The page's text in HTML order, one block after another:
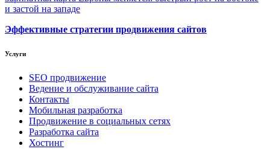
и застой на западе
Эффективные стратегии продвижения сайтов
Услуги
SEO продвижение
Ведение и обслуживание сайта
Контакты
Мобильная разработка
Продвижение в социальных сетях
Разработка сайта
Хостинг